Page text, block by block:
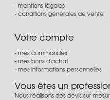
mentions légales
conditions générales de vente
Votre compte
mes commandes
mes bons d'achat
mes informations personnelles
Vous êtes un
Nous réalisons des devis sur-